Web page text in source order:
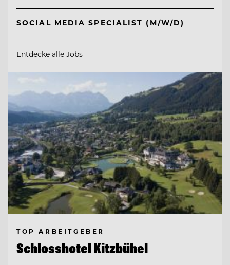
SOCIAL MEDIA SPECIALIST (M/W/D)
Entdecke alle Jobs
TOP ARBEITGEBER
Schlosshotel Kitzbühel